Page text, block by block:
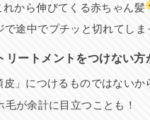
から伸びてくる赤ちゃん髪
途中でプチッと切れてしま
ートメントをつけない方
」につけるものではないか
が余計に目立つことも！